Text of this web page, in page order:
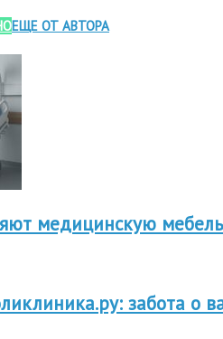
ЕЩЕ ОТ АВТОРА
медицинскую
забота о